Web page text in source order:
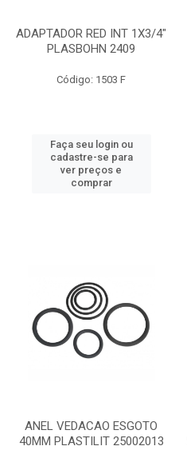
ADAPTADOR RED INT 1X3/4"
PLASBOHN 2409
Código: 1503 F
Faça seu login ou
cadastre-se para
ver preços e
comprar
ANEL VEDACAO ESGOTO
40MM PLASTILIT 25002013